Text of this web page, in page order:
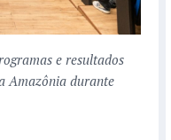
e resultados
Amazônia durante